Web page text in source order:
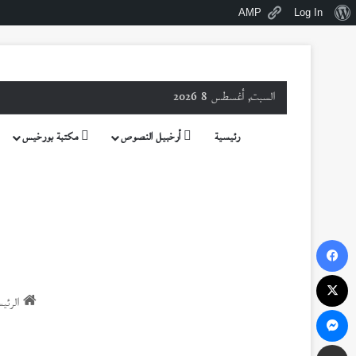
نبذةLog In
AMP
السبت, أغسطس 8 2026
رئيسية أرخبيل النصوص مكتبة بورخيس